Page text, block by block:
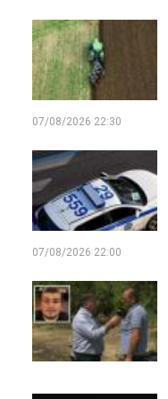
07/08/2026 22:30
07/08/2026 22:00